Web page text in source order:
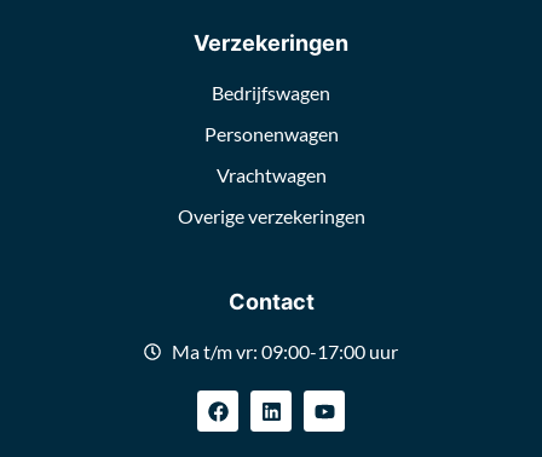
Verzekeringen
Bedrijfswagen
Personenwagen
Vrachtwagen
Overige verzekeringen
Contact
Ma t/m vr: 09:00-17:00 uur